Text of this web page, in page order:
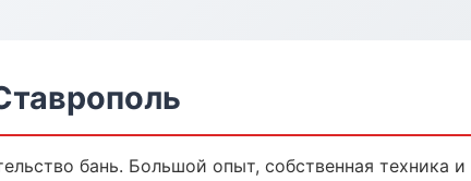
бань. Большой опыт, собственная техника